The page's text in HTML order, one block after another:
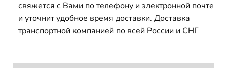
свяжется с Вами по телефону и электронной почте
и уточнит удобное время доставки. Доставка
транспортной компанией по всей России и СНГ